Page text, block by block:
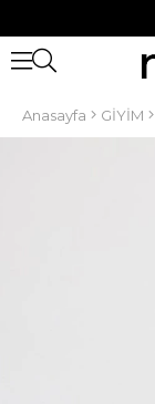
Anasayfa GİYİM